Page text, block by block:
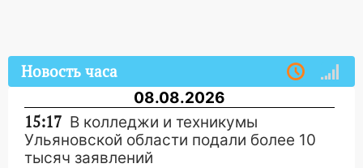
Новость часа
08.08.2026
15:17 В колледжи и техникумы
Ульяновской области подали более 10
тысяч заявлений